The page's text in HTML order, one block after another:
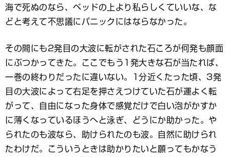
海で死ぬのなら、ベッドの上より私らしくていいな、な
どと考えて不思議にパニックにはならなかった。
その間にも2発目の大波に転がされた石ころが何発も顔面
にぶつかってきた。ここでもう1発大きな石が当たれば、
一巻の終わりだったに違いない。1分近くたった頃、3発
目の大波によって右足を押さえつけていた石が運よく転
がって、自由になった身体で感覚だけで白い泡がかすか
に薄くなっているほうへと泳ぎ、どうにか助かった。や
られたのも波なら、助けられたのも波。自然に助けられ
たわけだ。こういうときは助かりたいと願ってもかなう